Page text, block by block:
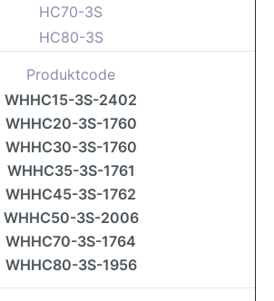
HC70-3S
HC80-3S
Produktcode
WHHC15-3S-2402
WHHC20-3S-1760
WHHC30-3S-1760
WHHC35-3S-1761
WHHC45-3S-1762
WHHC50-3S-2006
WHHC70-3S-1764
WHHC80-3S-1956